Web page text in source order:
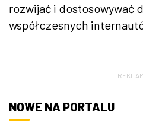
rozwijać i dostosowywać
współczesnych internaut
NOWE NA PORTALU